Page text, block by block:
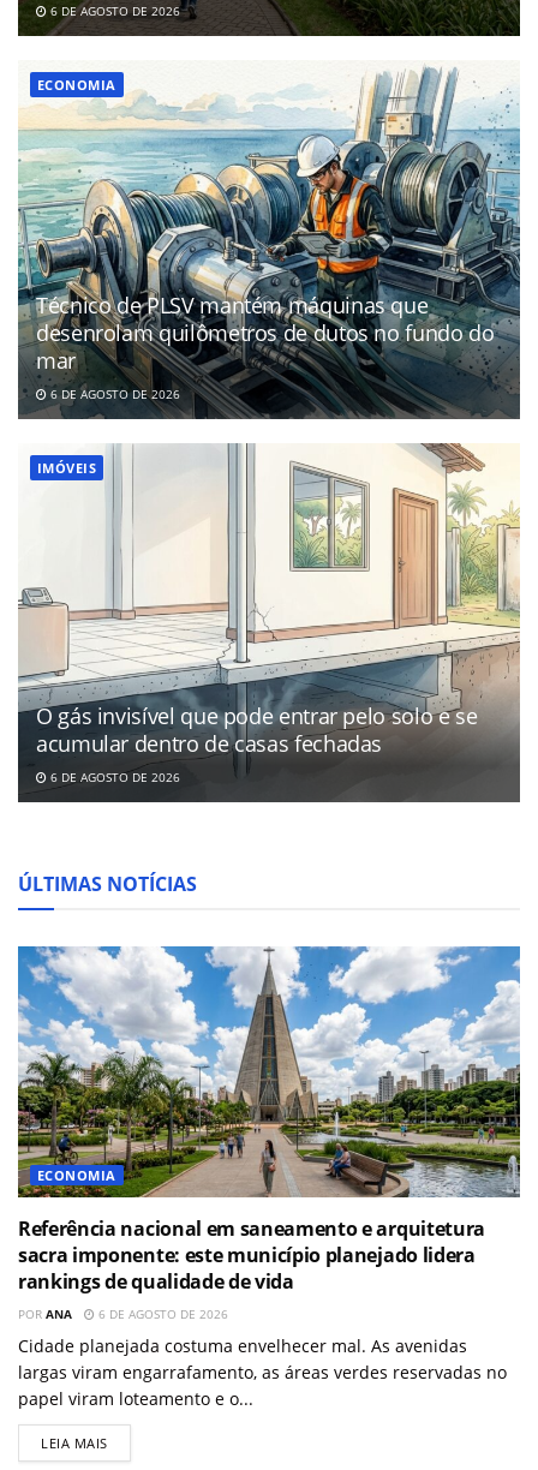
6 DE AGOSTO DE 2026
ECONOMIA
Técnico de PLSV mantém máquinas que
desenrolam quilômetros de dutos no fundo do
mar
6 DE AGOSTO DE 2026
IMÓVEIS
O gás invisível que pode entrar pelo solo e se
acumular dentro de casas fechadas
6 DE AGOSTO DE 2026
ÚLTIMAS NOTÍCIAS
ECONOMIA
Referência nacional em saneamento e arquitetura
sacra imponente: este município planejado lidera
rankings de qualidade de vida
POR ANA 6 DE AGOSTO DE 2026
Cidade planejada costuma envelhecer mal. As avenidas
largas viram engarrafamento, as áreas verdes reservadas no
papel viram loteamento e o...
LEIA MAIS